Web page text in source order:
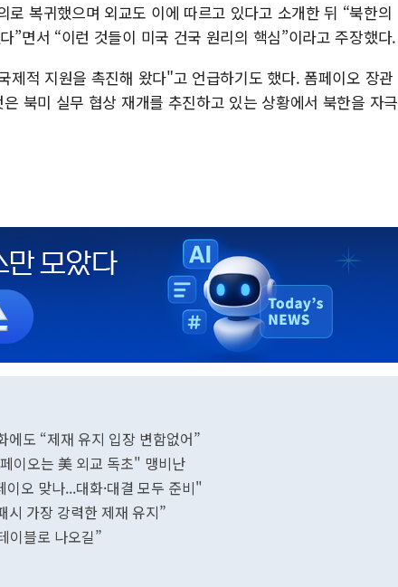
복귀했으며 외교도 이에 따르고 있다고 소개한 뒤 “북한의
”면서 “이런 것들이 미국 건국 원리의 핵심”이라고 주장했다.
제적 지원을 촉진해 왔다"고 언급하기도 했다. 폼페이오 장관
북미 실무 협상 재개를 추진하고 있는 상황에서 북한을 자극
도 “제재 유지 입장 변함없어”
이오는 美 외교 독초" 맹비난
오 맞나...대화·대결 모두 준비"
가장 강력한 제재 유지”
이블로 나오길”